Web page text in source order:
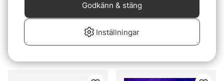
Hares Ultra Dubbing -
Dark Olive
39 kr
Semperfli Sparkle
Dubbing - Light Olive
Inställningar
Godkänn & stäng